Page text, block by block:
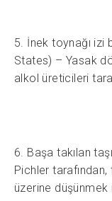
5. İnek toynağı izi
States) – Yasak
alkol üreticileri
6. Başa takılan
Pichler
üzerine düşünmek